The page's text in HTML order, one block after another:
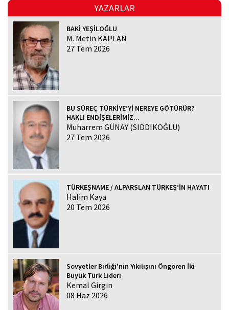
YAZARLAR
BAKİ YEŞİLOĞLU
M. Metin KAPLAN
27 Tem 2026
BU SÜREÇ TÜRKİYE’Yİ NEREYE GÖTÜRÜR?
HAKLI ENDİŞELERİMİZ...
Muharrem GÜNAY (SIDDIKOĞLU)
27 Tem 2026
TÜRKEŞNAME / ALPARSLAN TÜRKEŞ’İN HAYATI
Halim Kaya
20 Tem 2026
Sovyetler Birliği'nin Yıkılışını Öngören İki
Büyük Türk Lideri
Kemal Girgin
08 Haz 2026